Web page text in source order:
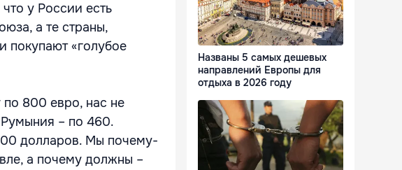
у России есть
а те страны,
покупают «голубое
800 евро, нас не
Румыния – по 460.
долларов. Мы почему-
а почему должны –
Названы 5 самых дешевых
направлений Европы для
отдыха в 2026 году